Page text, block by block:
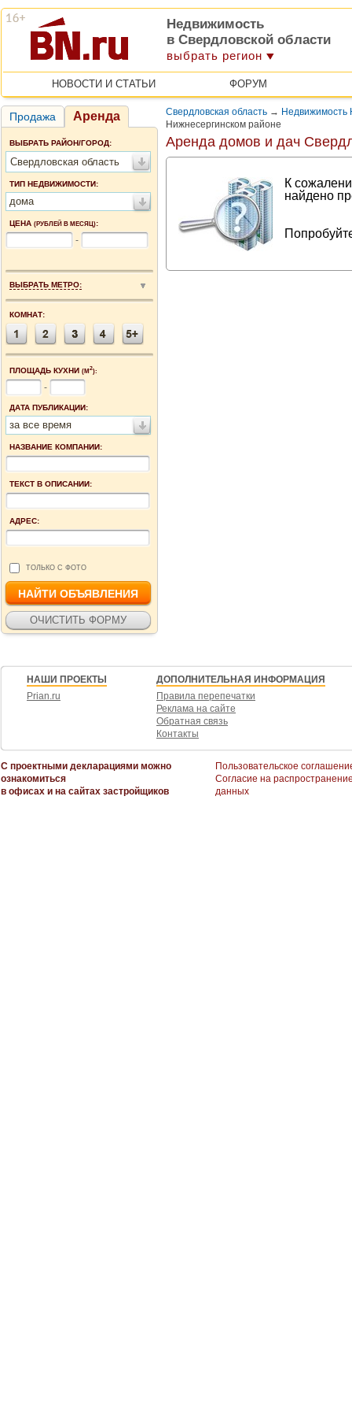
Недвижимость
в Свердловской области
выбрать регион
НОВОСТИ И СТАТЬИ ФОРУМ
Продажа Аренда
ВЫБРАТЬ РАЙОН/ГОРОД:
Свердловская область
ТИП НЕДВИЖИМОСТИ:
дома
ЦЕНА (РУБЛЕЙ В МЕСЯЦ):
-
ВЫБРАТЬ МЕТРО:
КОМНАТ:
ПЛОЩАДЬ КУХНИ (М2):
-
ДАТА ПУБЛИКАЦИИ:
за все время
НАЗВАНИЕ КОМПАНИИ:
ТЕКСТ В ОПИСАНИИ:
АДРЕС:
ТОЛЬКО С ФОТО
Свердловская область → Недвижимость
Нижнесергинском районе
Аренда домов и дач
К
найдено
НАШИ ПРОЕКТЫ
Prian.ru
ДОПОЛНИТЕЛЬНАЯ ИНФОРМАЦИЯ
Правила перепечатки
Реклама на сайте
Обратная связь
Контакты
С проектными декларациями можно
ознакомиться
в офисах и на сайтах застройщиков
Пользовательское
Согласие на
данных